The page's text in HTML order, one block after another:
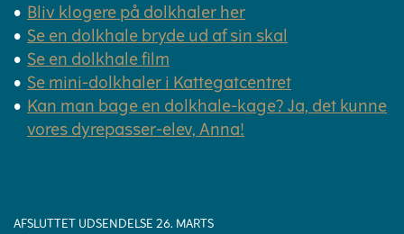
Bliv klogere på dolkhaler her
Se en dolkhale bryde ud af sin skal
Se en dolkhale film
Se mini-dolkhaler i Kattegatcentret
Kan man bage en dolkhale-kage? Ja, det kunne
vores dyrepasser-elev, Anna!
AFSLUTTET UDSENDELSE 26. MARTS